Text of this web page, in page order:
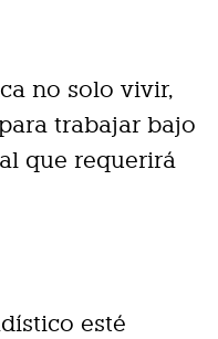
no solo vivir,
trabajar bajo
que requerirá
esté